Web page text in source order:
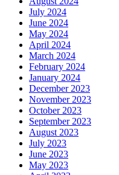
July 2024
June 2024
May 2024
April 2024
March 2024
February 2024
January 2024
December 2023
November 2023
October 2023
September 2023
August 2023
July 2023
June 2023
May 2023